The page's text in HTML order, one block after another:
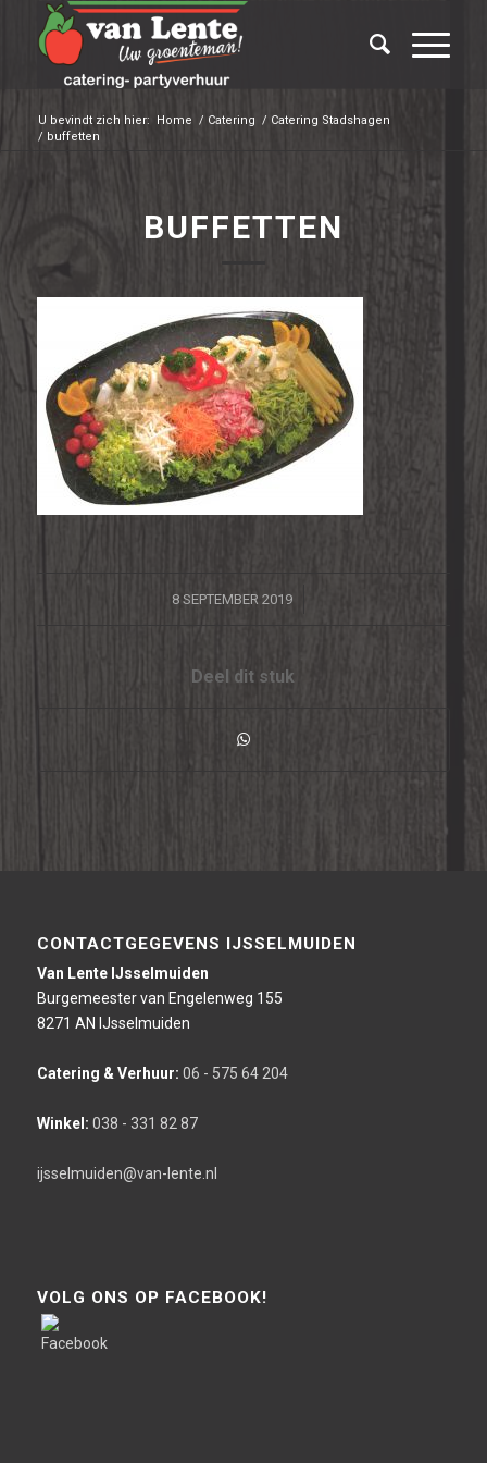
U bevindt zich hier: Home / Catering / Catering Stadshagen
/ buffetten
BUFFETTEN
8 SEPTEMBER 2019
/
Deel dit stuk
CONTACTGEGEVENS IJSSELMUIDEN
Van Lente IJsselmuiden
Burgemeester van Engelenweg 155
8271 AN IJsselmuiden
Catering & Verhuur: 06 - 575 64 204
Winkel: 038 - 331 82 87
ijsselmuiden@van-lente.nl
VOLG ONS OP FACEBOOK!